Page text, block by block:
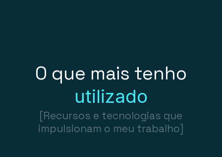
O que mais tenho
utilizado
[Recursos e tecnologias que
impulsionam o meu trabalho]